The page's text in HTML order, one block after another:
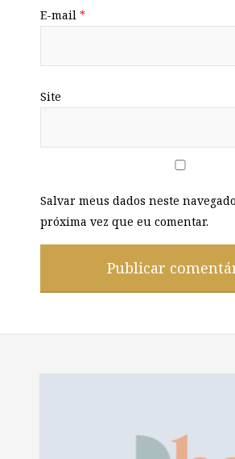
E-mail *
Site
Salvar meus dados neste
próxima vez que eu comentar.